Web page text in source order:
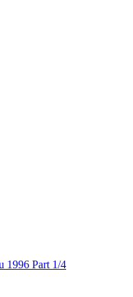
1996 Part 1/4